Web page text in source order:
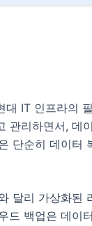
IT 인프라의
관리하면서,
단순히 데이터
달리 가상화된
드 백업은 데